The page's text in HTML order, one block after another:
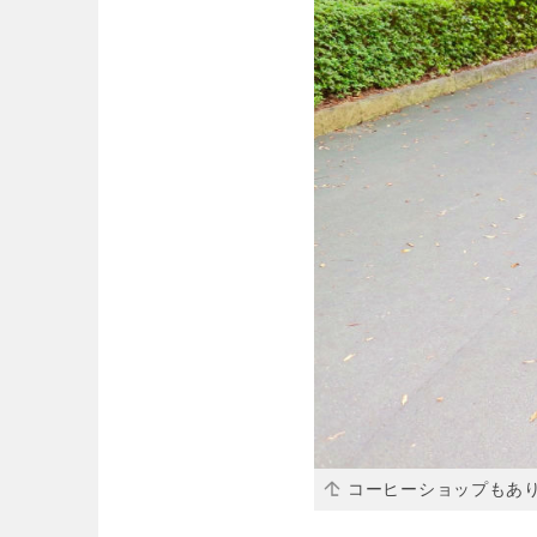
コーヒーショップもあ